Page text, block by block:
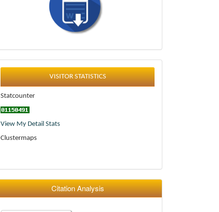
Statistics
VISITOR STATISTICS
Statcounter
View My Detail Stats
Clustermaps
Citation Analysis